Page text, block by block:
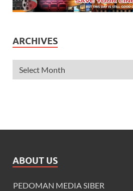
ARCHIVES
ABOUT US
PEDOMAN MEDIA SIBER